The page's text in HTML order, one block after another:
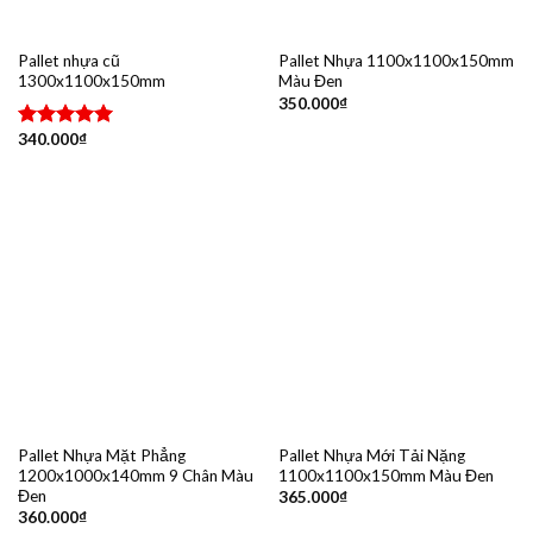
Pallet nhựa cũ
1300x1100x150mm
Được xếp
340.000₫
Pallet Nhựa 1100x1100x150mm
Màu Đen
350.000₫
Pallet Nhựa Mặt Phẳng
1200x1000x140mm 9 Chân Màu
Đen
360.000₫
Pallet Nhựa Mới Tải Nặng
1100x1100x150mm Màu Đen
365.000₫